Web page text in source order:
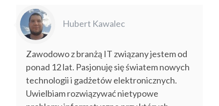
Hubert Kawalec
Zawodowo z branżą IT związany jestem od
ponad 12 lat. Pasjonuję się światem nowych
technologii i gadżetów elektronicznych.
Uwielbiam rozwiązywać nietypowe